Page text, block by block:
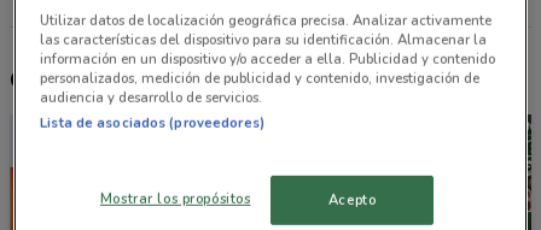
Otros catálogos cercanos
Utilizar datos de localización geográfica precisa. Analizar activamente
las características del dispositivo para su identificación. Almacenar la
información en un dispositivo y/o acceder a ella. Publicidad y contenido
personalizados, medición de publicidad y contenido, investigación de
audiencia y desarrollo de servicios.
Lista de asociados (proveedores)
Mostrar los propósitos Acepto